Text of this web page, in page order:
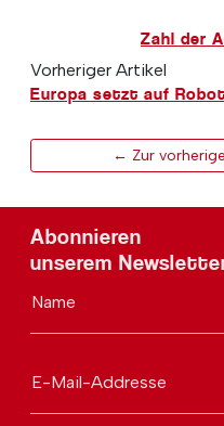
Zahl der
Vorheriger Artikel
Europa setzt auf
← Zur
Abonnieren
unserem
Name
E-Mail-Addresse